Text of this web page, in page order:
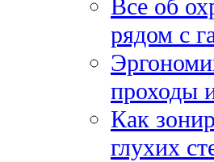
Все об
рядом с
проходы
Как
глухих